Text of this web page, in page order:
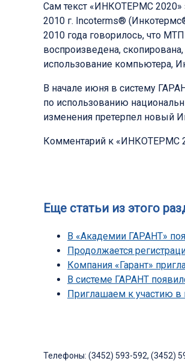
Сам текст «ИНКОТЕРМС 2020»
2010 г. Incoterms®
2010 года говорилось, что
воспроизведена,
использование компьютера,
В начале июня в систему
по использованию
изменения претерпел новый
Комментарий к «ИНКОТЕРМС
Еще статьи из этого
В «Академии ГАРАНТ»
Продолжается
Компания «Гарант»
В системе ГАРАНТ
Приглашаем к участию в
Телефоны: (3452) 593-592, (3452)